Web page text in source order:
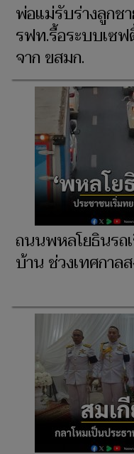
พ่อแม่รับร่างลูกช
รฟท.รื้อระบบเซฟ
จาก ขสมก.
ถนนพหลโยธินรถ
บ้าน ช่วงเทศกาล